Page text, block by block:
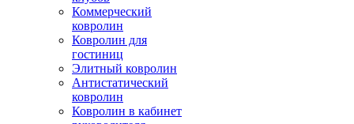
Коммерческий
ковролин
Ковролин для
гостиниц
Элитный ковролин
Антистатический
ковролин
Ковролин в кабинет